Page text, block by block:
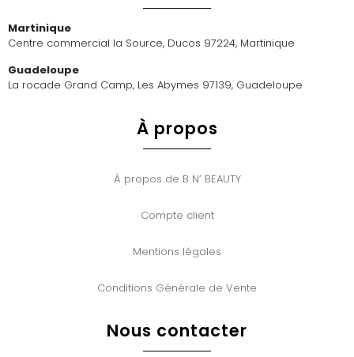
Martinique
Centre commercial la Source, Ducos 97224, Martinique
Guadeloupe
La rocade Grand Camp, Les Abymes 97139, Guadeloupe
À propos
À propos de B N’ BEAUTY
Compte client
Mentions légales
Conditions Générale de Vente
Nous contacter